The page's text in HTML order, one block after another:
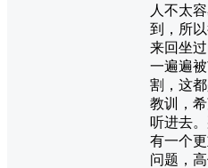
人不太
到，所
来回坐过
一遍遍
割，这
教训，
听进去
有一个
问题，